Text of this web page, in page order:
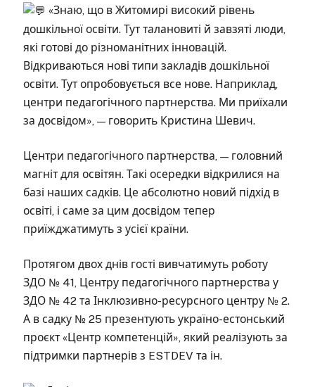
«Знаю, що в Житомирі високий рівень
дошкільної освіти. Тут талановиті й завзяті люди,
які готові до різноманітних інновацій.
Відкриваються нові типи закладів дошкільної
освіти. Тут опробовується все нове. Наприклад,
центри педагогічного партнерства. Ми приїхали
за досвідом», — говорить Кристина Шевич.
Центри педагогічного партнерства, — головний
магніт для освітян. Такі осередки відкрилися на
базі наших садків. Це абсолютно новий підхід в
освіті, і саме за цим досвідом тепер
приїжджатимуть з усієї країни.
Протягом двох днів гості вивчатимуть роботу
ЗДО № 41, Центру педагогічного партнерства у
ЗДО № 42 та Інклюзивно-ресурсного центру № 2.
А в садку № 25 презентують україно-естонський
проєкт «Центр компетенцій», який реалізують за
підтримки партнерів з ESTDEV та ін.